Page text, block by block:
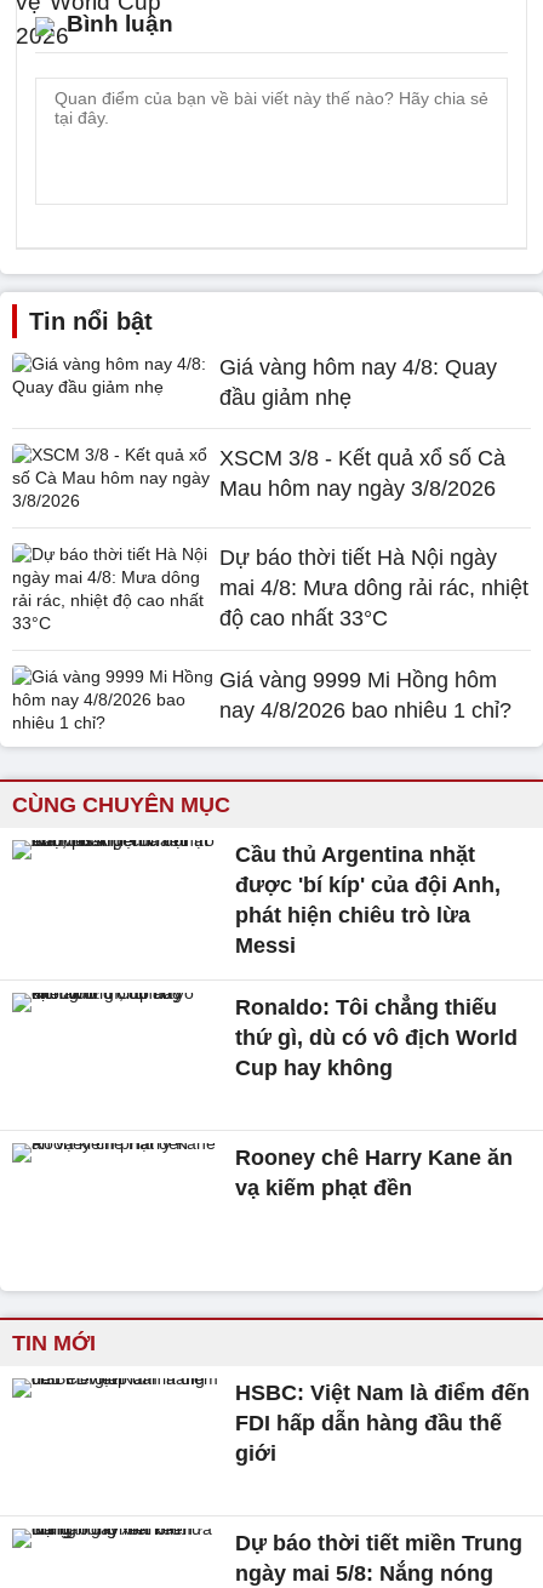
Bình luận
Tin nổi bật
Giá vàng hôm nay 4/8: Quay
đầu giảm nhẹ
XSCM 3/8 - Kết quả xổ số Cà
Mau hôm nay ngày 3/8/2026
Dự báo thời tiết Hà Nội ngày
mai 4/8: Mưa dông rải rác, nhiệt
độ cao nhất 33°C
Giá vàng 9999 Mi Hồng hôm
nay 4/8/2026 bao nhiêu 1 chỉ?
CÙNG CHUYÊN MỤC
Cầu thủ Argentina nhặt
được 'bí kíp' của đội Anh,
phát hiện chiêu trò lừa
Messi
Ronaldo: Tôi chẳng thiếu
thứ gì, dù có vô địch World
Cup hay không
Rooney chê Harry Kane ăn
vạ kiếm phạt đền
TIN MỚI
HSBC: Việt Nam là điểm đến
FDI hấp dẫn hàng đầu thế
giới
Dự báo thời tiết miền Trung
ngày mai 5/8: Nắng nóng